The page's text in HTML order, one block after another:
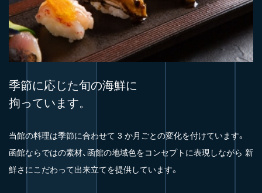
季節に応じた旬の海鮮に
拘っています。
当館の料理は季節に合わせて 3 か月ごとの変化を付けています。
函館ならではの素材、函館の地域色をコンセプトに表現しながら 新
鮮さにこだわって出来立てを提供しています。